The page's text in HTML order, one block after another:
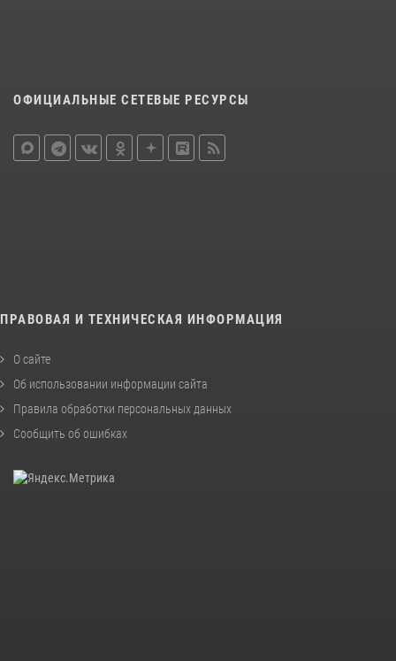
ОФИЦИАЛЬНЫЕ СЕТЕВЫЕ РЕСУРСЫ
ПРАВОВАЯ И ТЕХНИЧЕСКАЯ ИНФОРМАЦИЯ
О сайте
Об использовании информации сайта
Правила обработки персональных данных
Сообщить об ошибках